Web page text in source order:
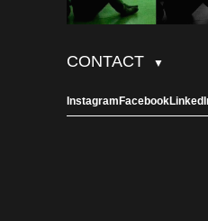
CONTACT ▼
InstagramFacebook